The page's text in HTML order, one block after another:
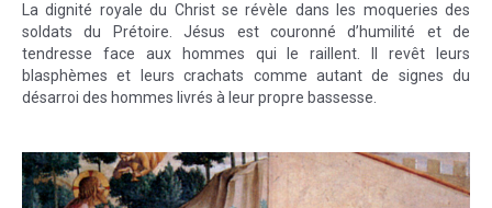
La dignité royale du Christ se révèle dans les moqueries des
soldats du Prétoire. Jésus est couronné d’humilité et de
tendresse face aux hommes qui le raillent. Il revêt leurs
blasphèmes et leurs crachats comme autant de signes du
désarroi des hommes livrés à leur propre bassesse.